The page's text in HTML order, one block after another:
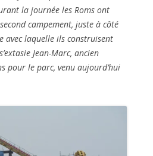
la journée les Roms ont
campement, juste à côté
avec laquelle ils construisent
Jean-Marc, ancien
pour le parc, venu aujourd’hui